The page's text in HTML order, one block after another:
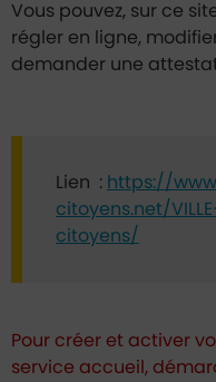
Vous pouvez, sur ce
régler en ligne,
demander une
Lien : https://
citoyens.net/
citoyens/
Pour créer et activer
service accueil,